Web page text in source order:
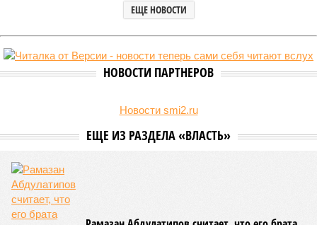
ЕЩЕ НОВОСТИ
НОВОСТИ ПАРТНЕРОВ
Новости smi2.ru
ЕЩЕ ИЗ РАЗДЕЛА «ВЛАСТЬ»